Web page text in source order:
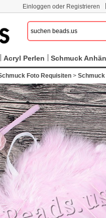
Einloggen oder Registrieren
Acryl Perlen Schmuck
Foto Requisiten > Schmuck